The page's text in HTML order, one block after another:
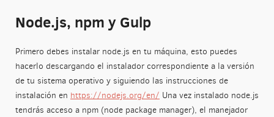
Node.js, npm y Gulp
Primero debes instalar node.js en tu máquina, esto puedes
hacerlo descargando el instalador correspondiente a la versión
de tu sistema operativo y siguiendo las instrucciones de
instalación en https://nodejs.org/en/ Una vez instalado node.js
tendrás acceso a npm (node package manager), el manejador